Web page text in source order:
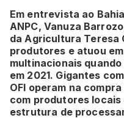
Em entrevista ao
ANPC, Vanuza
da Agricultura Teresa
produtores e atuou
multinacionais
em 2021. Gigantes
OFI operam na
com produtores
estrutura de